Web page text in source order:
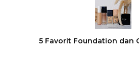
5 Favorit Foundation dan